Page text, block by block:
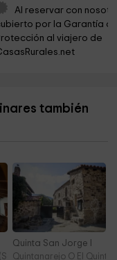
5,5 km
5,7 km
Al reservar con
por la Garantía
al viajero de
también
Quinta San Jorge I
Quintanarejo O El